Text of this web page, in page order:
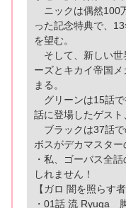
ニックは偶然100
った記念特典で、
を望む。
そして、新しい世
ーズとキカイ帝国
まる。
グリーンは15話で
話に登場したゲスト
ブラックは37話で
ボスがデカマスター
・私、ゴーバス全
しれません！
【ガロ 闇を照らす者
・01話 流 Ryuga